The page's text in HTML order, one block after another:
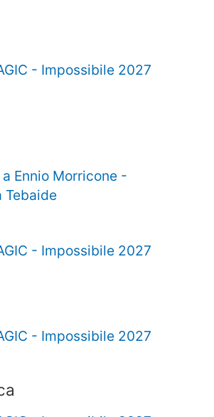
- Impossibile 2027
Ennio Morricone -
Tebaide
- Impossibile 2027
- Impossibile 2027